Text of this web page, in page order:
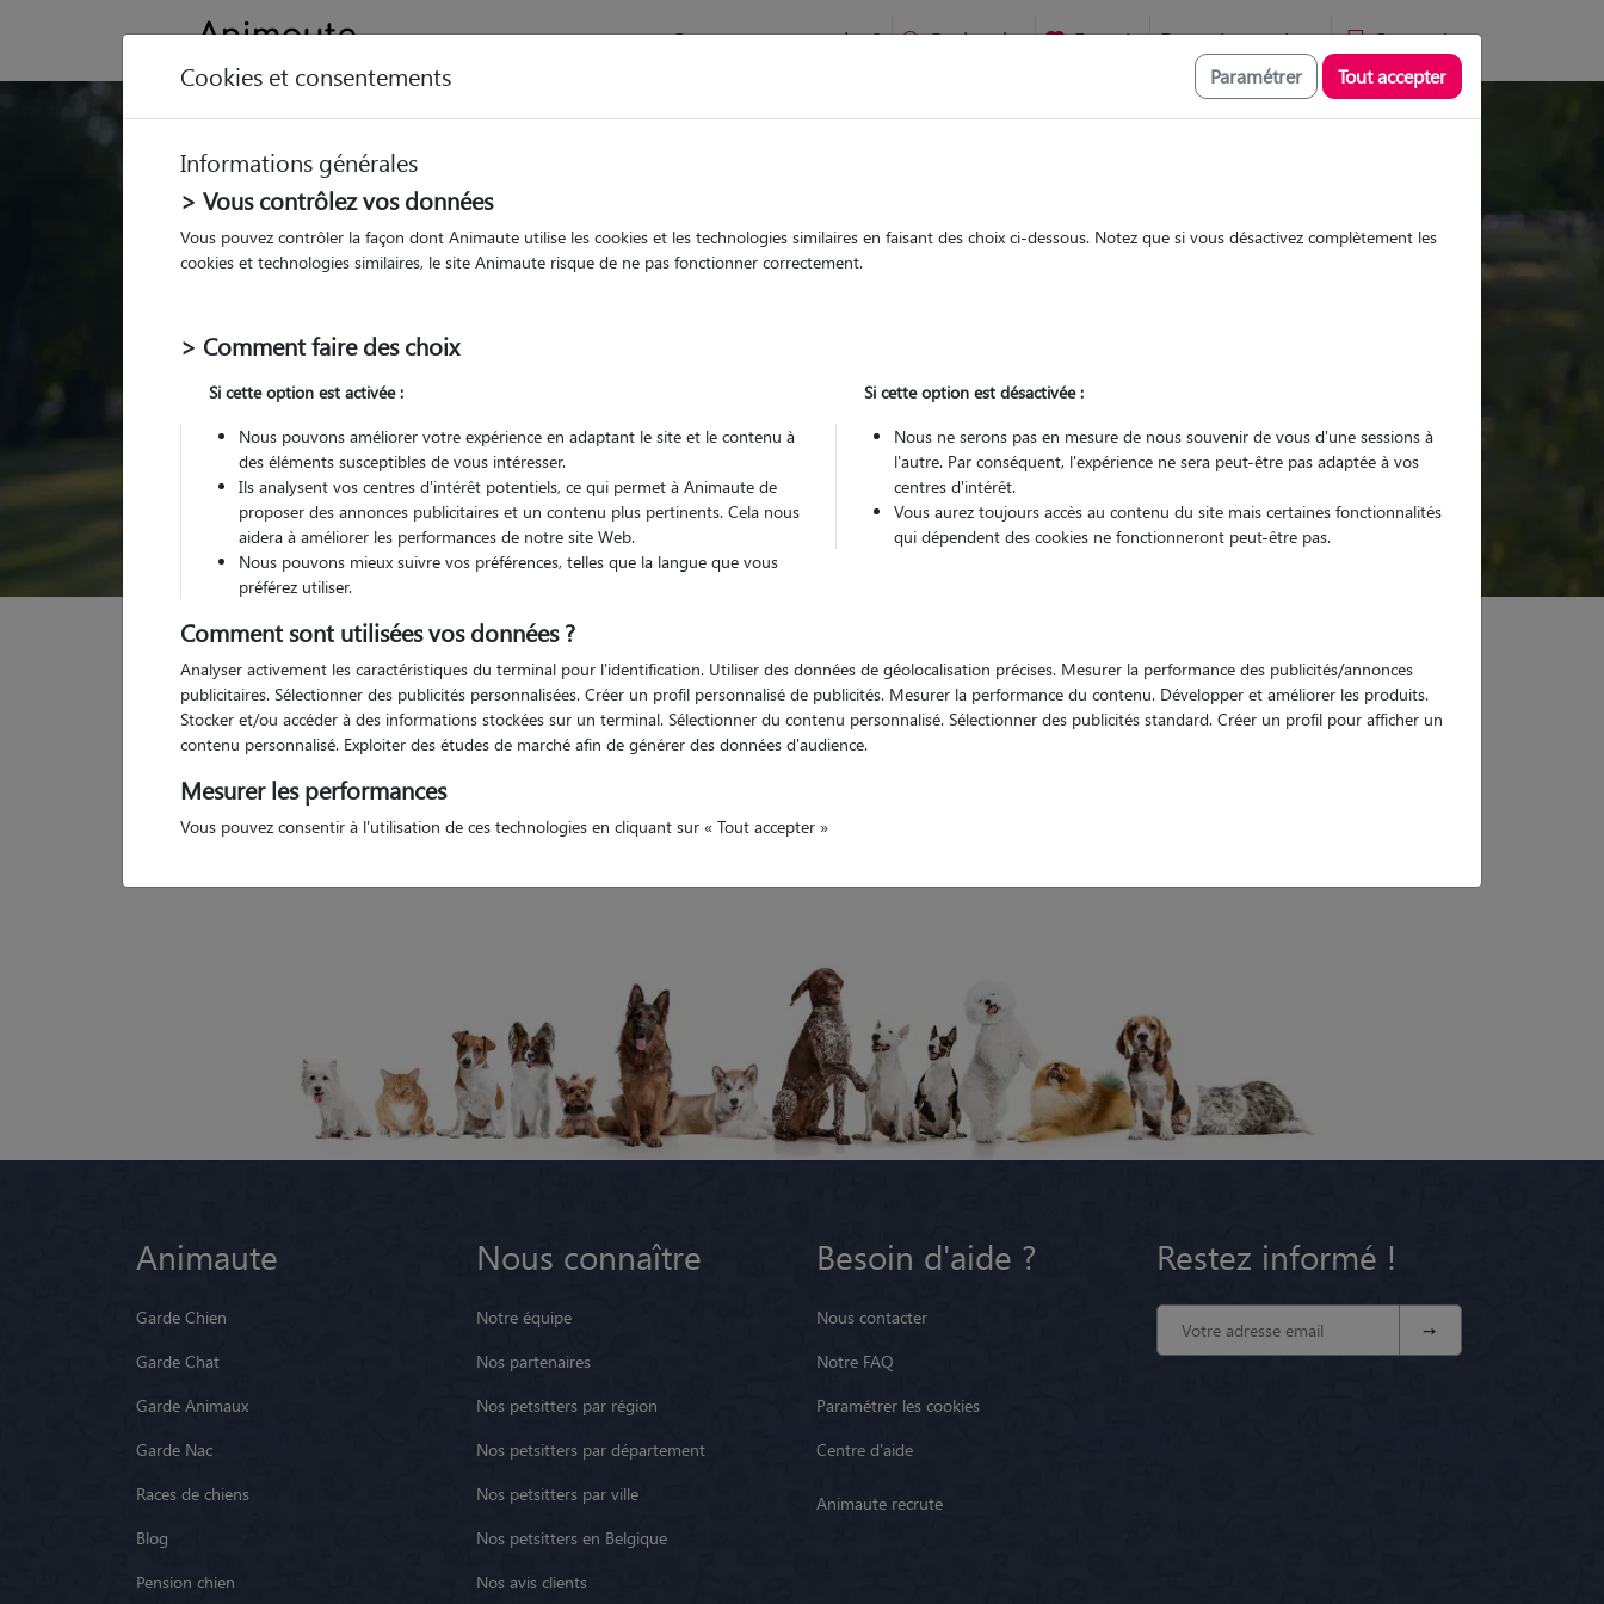
Comment ça marche ? Recherche Favoris Devenir pet sitter Connexion
Trouvez votre gardien idéal !
Parmi nospet sitters vérifiés
Visites
Compte pet sitter qui n'existe plus
Petsitter inactif
Ce pet sitter n'existe pas/plus sur notre site. Merci de renouveler votre recherche.
Animaute
Garde Chien
Garde Chat
Garde Animaux
Garde Nac
Races de chiens
Blog
Pension chien
Nous connaître
Notre équipe
Nos partenaires
Nos petsitters par région
Nos petsitters par département
Nos petsitters par ville
Nos petsitters en Belgique
Nos avis clients
Besoin d'aide ?
Nous contacter
Notre FAQ
Paramétrer les cookies
Centre d'aide
Animaute recrute
Restez informé !
Cookies et consentements Paramétrer Tout accepter
Informations générales
> Vous contrôlez vos données
Vous pouvez contrôler la façon dont Animaute utilise les cookies et les technologies similaires en faisant des choix ci-dessous. Notez que si vous désactivez complètement les
cookies et technologies similaires, le site Animaute risque de ne pas fonctionner correctement.
> Comment faire des choix
Si cette option est activée :
Nous pouvons améliorer votre expérience en adaptant le site et le contenu à
des éléments susceptibles de vous intéresser.
Ils analysent vos centres d'intérêt potentiels, ce qui permet à Animaute de
proposer des annonces publicitaires et un contenu plus pertinents. Cela nous
aidera à améliorer les performances de notre site Web.
Nous pouvons mieux suivre vos préférences, telles que la langue que vous
préférez utiliser.
Si cette option est désactivée :
Nous ne serons pas en mesure de nous souvenir de vous d'une sessions à
l'autre. Par conséquent, l'expérience ne sera peut-être pas adaptée à vos
centres d'intérêt.
Vous aurez toujours accès au contenu du site mais certaines fonctionnalités
qui dépendent des cookies ne fonctionneront peut-être pas.
Comment sont utilisées vos données ?
Analyser activement les caractéristiques du terminal pour l'identification. Utiliser des données de géolocalisation précises. Mesurer la performance des publicités/annonces
publicitaires. Sélectionner des publicités personnalisées. Créer un profil personnalisé de publicités. Mesurer la performance du contenu. Développer et améliorer les produits.
Stocker et/ou accéder à des informations stockées sur un terminal. Sélectionner du contenu personnalisé. Sélectionner des publicités standard. Créer un profil pour afficher un
contenu personnalisé. Exploiter des études de marché afin de générer des données d'audience.
Mesurer les performances
Vous pouvez consentir à l'utilisation de ces technologies en cliquant sur « Tout accepter »